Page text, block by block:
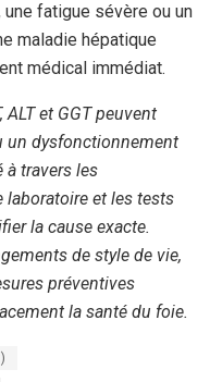
fatigue sévère ou un
maladie hépatique
médical immédiat.
ALT et GGT peuvent
un dysfonctionnement
à travers les
laboratoire et les tests
la cause exacte.
de style de vie,
préventives
la santé du foie.